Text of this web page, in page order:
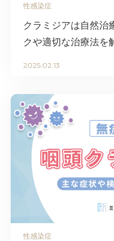
性感染症
クラミジアは自然治
クや適切な治療法を
2025.02.13
性感染症